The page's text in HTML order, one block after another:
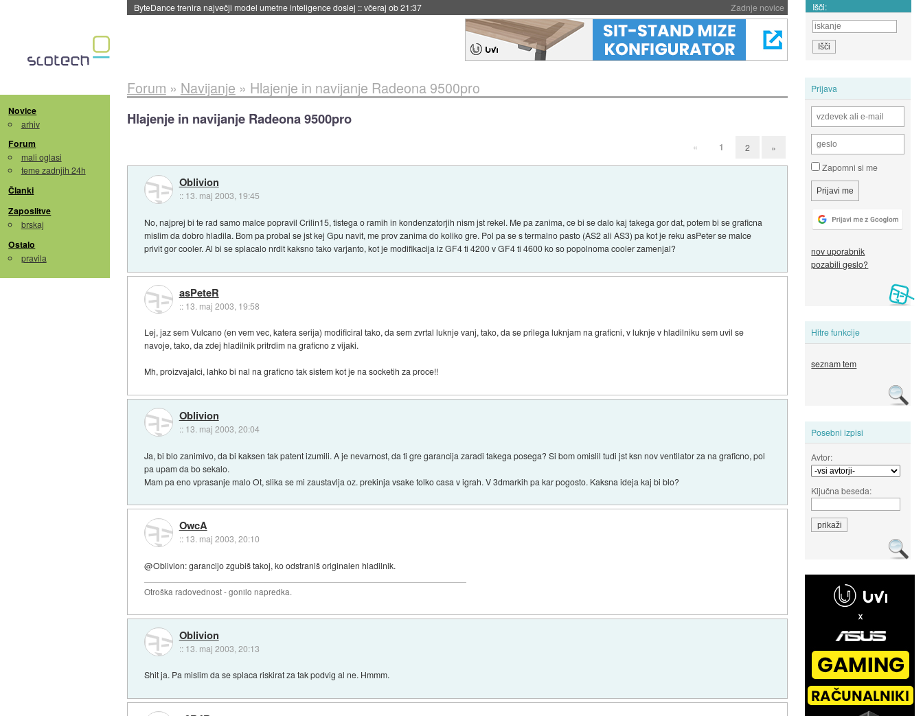
Zadnje novice
Spletne strani začele streči oglase za agente umetne inteligence::včeraj ob 21:23 Išči:
Novice
arhiv
Forum
mali oglasi
teme zadnjih 24h
Članki
Zaposlitve
brskaj
Ostalo
pravila
Prijava
Zapomni si me
nov uporabnik
pozabili geslo?
Hitre funkcije
seznam tem
Posebni izpisi
Avtor:
Ključna beseda:
Forum » Navijanje » Hlajenje in navijanje Radeona 9500pro
Hlajenje in navijanje Radeona 9500pro
« 1 2 »
Oblivion
:: 13. maj 2003, 19:45
No, najprej bi te rad samo malce popravil Crilin15, tistega o ramih in kondenzatorjih nism jst rekel. Me pa zanima, ce bi se dalo kaj takega gor dat, potem bi se graficna
mislim da dobro hladila. Bom pa probal se jst kej Gpu navit, me prov zanima do koliko gre. Pol pa se s termalno pasto (AS2 ali AS3) pa kot je reku asPeter se malce
privit gor cooler. Al bi se splacalo nrdit kaksno tako varjanto, kot je modifikacija iz GF4 ti 4200 v GF4 ti 4600 ko so popolnoma cooler zamenjal?
asPeteR
:: 13. maj 2003, 19:58
Lej, jaz sem Vulcano (en vem vec, katera serija) modificiral tako, da sem zvrtal luknje vanj, tako, da se prilega luknjam na graficni, v luknje v hladilniku sem uvil se
navoje, tako, da zdej hladilnik pritrdim na graficno z vijaki.
Mh, proizvajalci, lahko bi nal na graficno tak sistem kot je na socketih za proce!!
Oblivion
:: 13. maj 2003, 20:04
Ja, bi blo zanimivo, da bi kaksen tak patent izumili. A je nevarnost, da ti gre garancija zaradi takega posega? Si bom omislil tudi jst ksn nov ventilator za na graficno, pol
pa upam da bo sekalo.
Mam pa eno vprasanje malo Ot, slika se mi zaustavlja oz. prekinja vsake tolko casa v igrah. V 3dmarkih pa kar pogosto. Kaksna ideja kaj bi blo?
OwcA
:: 13. maj 2003, 20:10
@Oblivion: garancijo zgubiš takoj, ko odstraniš originalen hladilnik.
Otroška radovednost - gonilo napredka.
Oblivion
:: 13. maj 2003, 20:13
Shit ja. Pa mislim da se splaca riskirat za tak podvig al ne. Hmmm.